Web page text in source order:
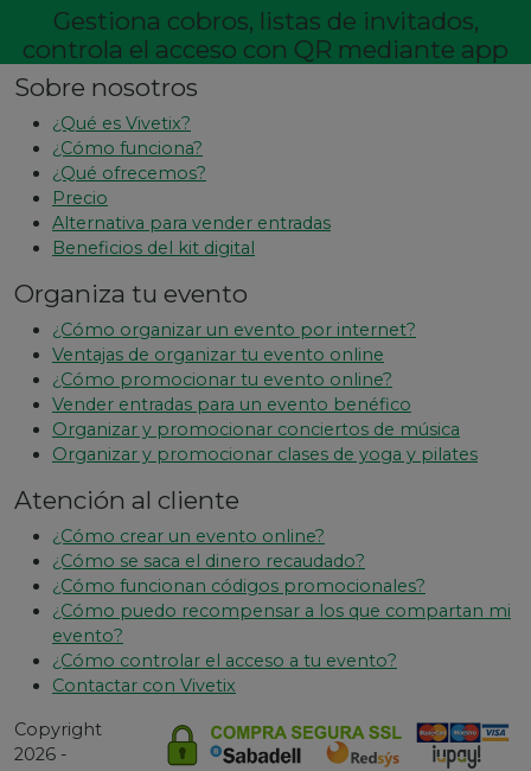
Gestiona cobros, listas de invitados,
controla el acceso con QR mediante app
Sobre nosotros
¿Qué es Vivetix?
¿Cómo funciona?
¿Qué ofrecemos?
Precio
Alternativa para vender entradas
Beneficios del kit digital
Organiza tu evento
¿Cómo organizar un evento por internet?
Ventajas de organizar tu evento online
¿Cómo promocionar tu evento online?
Vender entradas para un evento benéfico
Organizar y promocionar conciertos de música
Organizar y promocionar clases de yoga y pilates
Atención al cliente
¿Cómo crear un evento online?
¿Cómo se saca el dinero recaudado?
¿Cómo funcionan códigos promocionales?
¿Cómo puedo recompensar a los que compartan mi
evento?
¿Cómo controlar el acceso a tu evento?
Contactar con Vivetix
Copyright
2026 -